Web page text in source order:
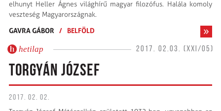
elhunyt Heller Ágnes világhírű magyar filozófus. Halála komoly
veszteség Magyarországnak.
GAVRA GÁBOR
/ BELFÖLD
hetilap 2017. 02.03. (XXI/05)
TORGYÁN JÓZSEF
2017. 02. 02.